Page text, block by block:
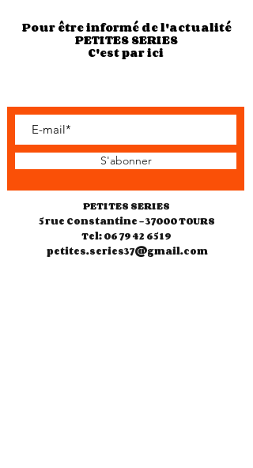
Pour être informé de l'actualité
PETITES SERIES
C'est par ici
S'abonner
PETITES SERIES
5 rue Constantine - 37000 TOURS
Tel: 06 79 42 65 19
petites.series37@gmail.com